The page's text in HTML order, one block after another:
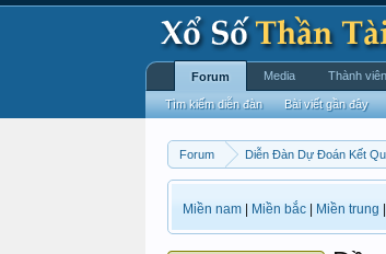
Forum Diễn Đàn Dự Đoán Kết
Miền nam Miền bắc Miền trung
Forum
Tìm kiếm diễn đàn Bài viết gần đây
Media Thành viên